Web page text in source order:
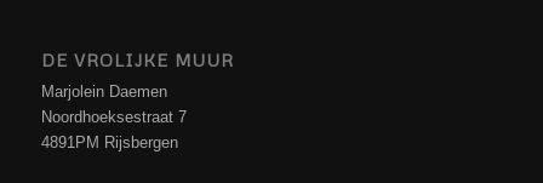
DE VROLIJKE MUUR
Marjolein Daemen
Noordhoeksestraat 7
4891PM Rijsbergen